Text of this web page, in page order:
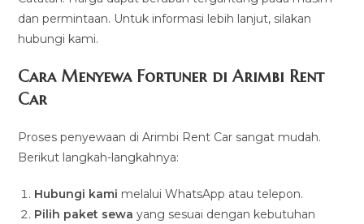
dan permintaan. Untuk informasi lebih lanjut, silakan
hubungi kami.
Cara Menyewa Fortuner di Arimbi Rent
Car
Proses penyewaan di Arimbi Rent Car sangat mudah.
Berikut langkah-langkahnya:
Hubungi kami melalui WhatsApp atau telepon.
Pilih paket sewa yang sesuai dengan kebutuhan